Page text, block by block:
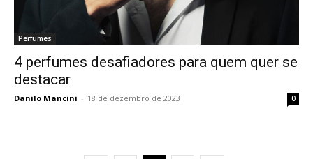
Perfumes
4 perfumes desafiadores para quem quer se
destacar
Danilo Mancini - 18 de dezembro de 2023 0